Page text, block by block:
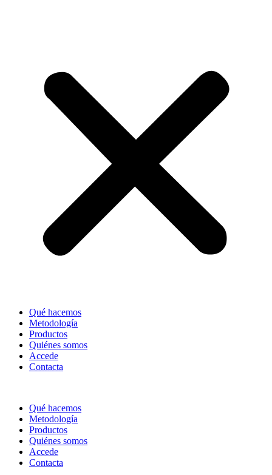
Qué hacemos
Metodología
Productos
Quiénes somos
Accede
Contacta
Qué hacemos
Metodología
Productos
Quiénes somos
Accede
Contacta